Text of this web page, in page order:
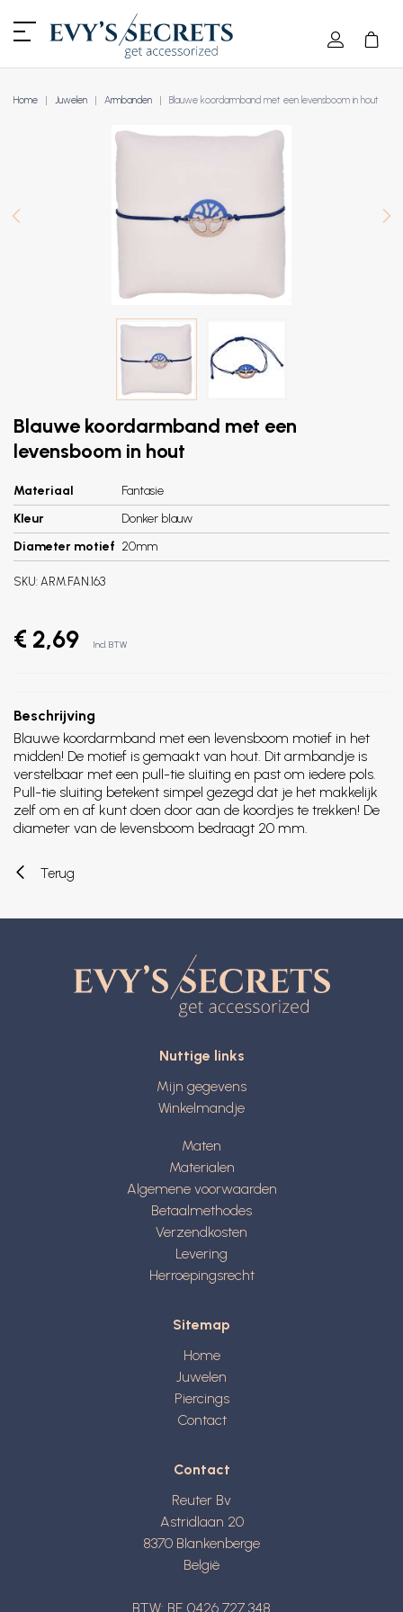
Home Juwelen Armbanden Blauwe koordarmband met een levensboom in hout
Blauwe koordarmband met een
levensboom in hout
Materiaal
Fantasie
Kleur
Donker blauw
Diameter motief 20mm
SKU: ARM.FAN.163
€ 2,69 Incl. BTW
Beschrijving
Blauwe koordarmband met een levensboom motief in het
midden! De motief is gemaakt van hout. Dit armbandje is
verstelbaar met een pull-tie sluiting en past om iedere pols.
Pull-tie sluiting betekent simpel gezegd dat je het makkelijk
zelf om en af kunt doen door aan de koordjes te trekken! De
diameter van de levensboom bedraagt 20 mm.
Terug
Nuttige links
Mijn gegevens
Winkelmandje
Maten
Materialen
Algemene voorwaarden
Betaalmethodes
Verzendkosten
Levering
Herroepingsrecht
Sitemap
Home
Juwelen
Piercings
Contact
Contact
Reuter Bv
Astridlaan 20
8370 Blankenberge
België
BTW: BE 0426 727 348